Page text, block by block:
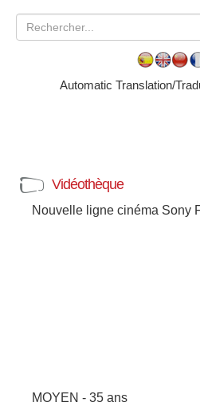
Automatic Translation/
Vidéothèque
Nouvelle ligne cinéma Sony
MOYEN - 35 ans